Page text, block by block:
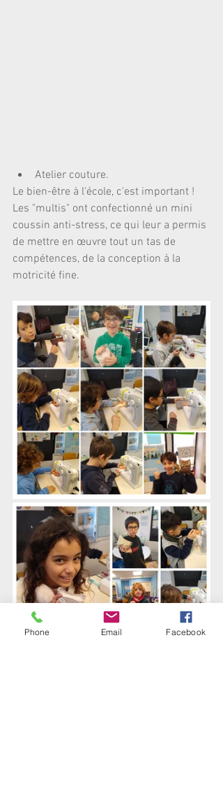
Atelier couture.
Le bien-être à l'école, c'est important !
Les "multis" ont confectionné un mini
coussin anti-stress, ce qui leur a permis
de mettre en œuvre tout un tas de
compétences, de la conception à la
motricité fine.
Phone Email Facebook